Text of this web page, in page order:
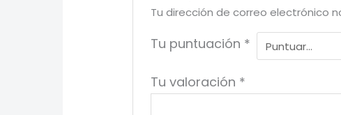
Tu dirección de correo electrónico
Tu puntuación *
Tu valoración *